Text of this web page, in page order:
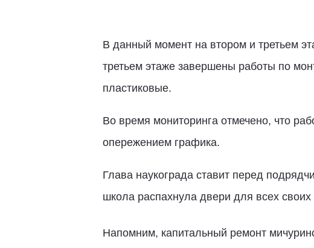
В данный момент на втором и третьем
третьем этаже завершены работы по
пластиковые.
Во время мониторинга отмечено, что
опережением графика.
Глава наукограда ставит перед
школа распахнула двери для всех своих
Напомним, капитальный ремонт